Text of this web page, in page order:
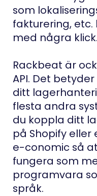
som
fakturering,
med några klick.
Rackbeat är
API. Det
ditt
flesta andra
du koppla ditt
på Shopify
e-conomic så
fungera som
programvara
språk.